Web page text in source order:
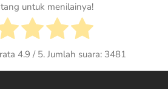
untuk menilainya!
4.9 / 5. Jumlah suara: 3481